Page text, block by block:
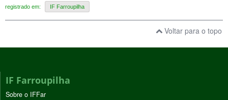
registrado em: IF Farroupilha
Voltar para o topo
IF Farroupilha
Sobre o IFFar